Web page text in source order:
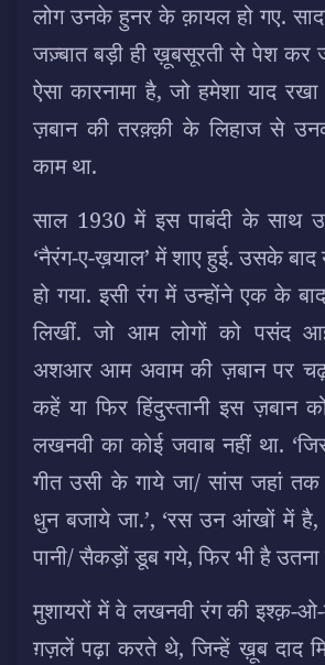
लोग उनके हुनर के क़ायल हो गए.
जज़्बात बड़ी ही ख़ूबसूरती से पेश कर
ऐसा कारनामा है, जो हमेशा याद रखा
ज़बान की तरक़्क़ी के लिहाज से
काम था.
साल 1930 में इस पाबंदी के साथ
‘नैरंग-ए-ख़याल’ में शाए हुई. उसके
हो गया. इसी रंग में उन्होंने एक के
लिखीं. जो आम लोगों को पसंद
अशआर आम अवाम की ज़बान पर चढ़
कहें या फिर हिंदुस्तानी इस ज़बान
लखनवी का कोई जवाब नहीं था.
गीत उसी के गाये जा/ सांस जहां
धुन बजाये जा.’, ‘रस उन आंखों में
पानी/ सैकड़ों डूब गये, फिर भी है उतना
मुशायरों में वे लखनवी रंग की इश्क़-ओ-
ग़ज़लें पढ़ा करते थे, जिन्हें ख़ूब दाद